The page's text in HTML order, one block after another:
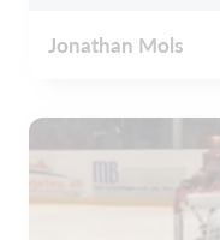
Jonathan Mols